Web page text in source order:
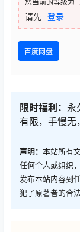
您当前的等级为
请先 登录
百度网盘
限时福利： 永
有限，手慢无
声明： 本站所有
任何个人或组织
发布本站内容到
犯了原著者的合